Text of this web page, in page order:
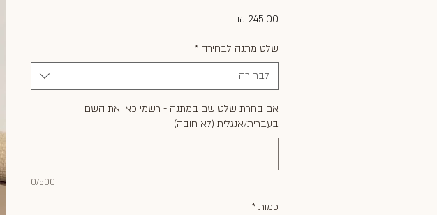
שלט מתנה לבחירה *
לבחירה
אם בחרת שלט שם במתנה - רשמי כאן את השם
בעברית/אנגלית (לא חובה)
0/500
כמות *